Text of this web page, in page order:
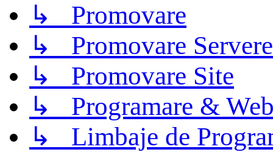
↳ Promovare
↳ Promovare Servere
↳ Promovare Site
↳ Programare &
↳ Limbaje de